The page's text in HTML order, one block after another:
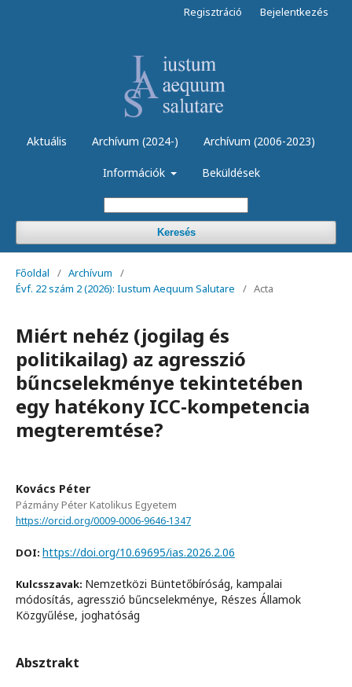
Aktuális Archívum (2024-) Archívum (2006-2023)
Információk Beküldések
Keresés
Regisztráció Bejelentkezés
Főoldal / Archívum
/
Évf. 22 szám 2 (2026): Iustum Aequum Salutare
/ Acta
Miért nehéz (jogilag és
politikailag) az agresszió
bűncselekménye tekintetében
egy hatékony ICC-kompetencia
megteremtése?
Kovács Péter
Pázmány Péter Katolikus Egyetem
https://orcid.org/0009-0006-9646-1347
DOI: https://doi.org/10.69695/ias.2026.2.06
Kulcsszavak: Nemzetközi Büntetőbíróság, kampalai
módosítás, agresszió bűncselekménye, Részes Államok
Közgyűlése, joghatóság
Absztrakt